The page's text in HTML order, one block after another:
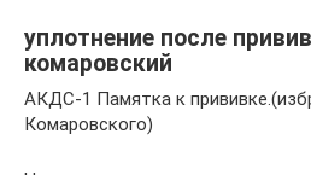
уплотнение после
комаровский
АКДС-1 Памятка к
Комаровского)